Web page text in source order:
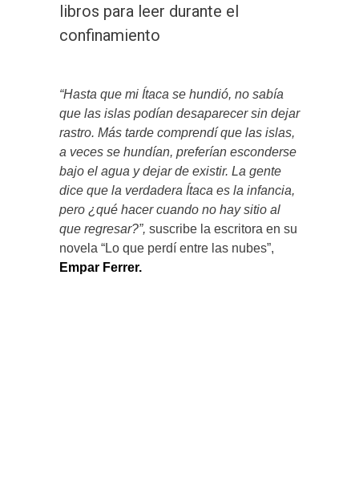
libros para leer durante el
confinamiento
“Hasta que mi Ítaca se hundió, no sabía
que las islas podían desaparecer sin dejar
rastro. Más tarde comprendí que las islas,
a veces se hundían, preferían esconderse
bajo el agua y dejar de existir. La gente
dice que la verdadera Ítaca es la infancia,
pero ¿qué hacer cuando no hay sitio al
que regresar?”, suscribe la escritora en su
novela “Lo que perdí entre las nubes”,
Empar Ferrer.